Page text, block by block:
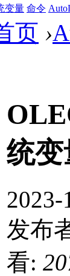
变量 命令
页 ›
统
2023-
发布
看: